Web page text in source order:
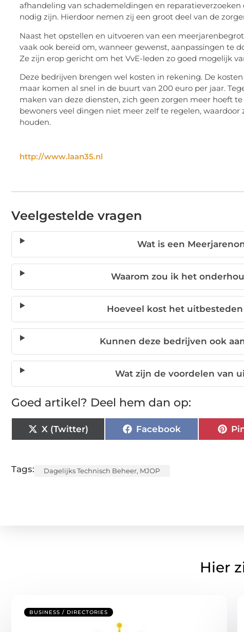
afhandeling van schademeldingen en
nodig zijn. Hierdoor nemen zij een groot deel van de
Naast het opstellen en uitvoeren van een
vaak ook bereid om, wanneer gewenst, aanpassingen te
Ze zijn erop gericht om het VvE-leden zo goed mogelijk
Deze bedrijven brengen wel kosten in rekening. De
maar komen al snel in de buurt van 200 euro per jaar.
maken van deze diensten, zich geen zorgen meer hoeft
bewoners veel dingen niet meer zelf te regelen,
houden.
http://www.laan35.nl
Veelgestelde vragen
Wat is een
Waarom zou ik het
Hoeveel kost het
Kunnen deze bedrijven ook
Wat zijn de voordelen van
Goed artikel? Deel hem dan op:
X (Twitter) Facebook
Tags: Dagelijks Technisch Beheer, MJOP
Hier
BUSINESS / DIRECTORIES